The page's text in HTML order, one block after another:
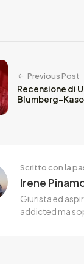
Previous Post
Recensione di
Blumberg-
Scritto con la
Irene
Giurista ed
addicted ma